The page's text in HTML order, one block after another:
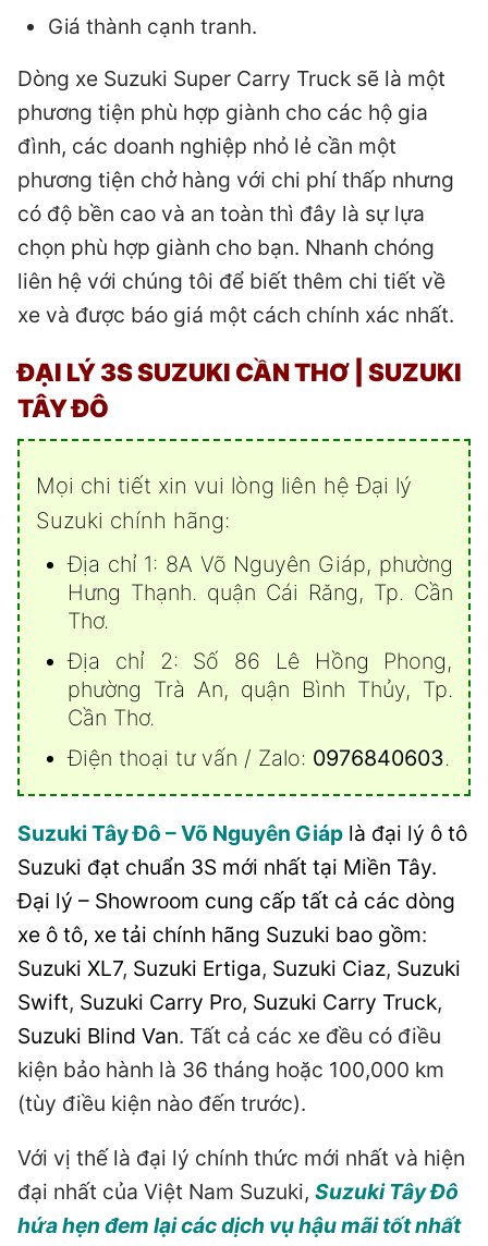
Giá thành cạnh tranh.
Dòng xe Suzuki Super Carry Truck sẽ là một
phương tiện phù hợp giành cho các hộ gia
đình, các doanh nghiệp nhỏ lẻ cần một
phương tiện chở hàng với chi phí thấp nhưng
có độ bền cao và an toàn thì đây là sự lựa
chọn phù hợp giành cho bạn. Nhanh chóng
liên hệ với chúng tôi để biết thêm chi tiết về
xe và được báo giá một cách chính xác nhất.
ĐẠI LÝ 3S SUZUKI CẦN THƠ
| SUZUKI
TÂY ĐÔ
Mọi chi tiết xin vui lòng liên hệ Đại lý
Suzuki chính hãng:
Địa chỉ 1: 8A Võ Nguyên Giáp, phường
Hưng Thạnh. quận Cái Răng, Tp. Cần
Thơ.
Địa chỉ 2: Số 86 Lê Hồng Phong,
phường Trà An, quận Bình Thủy, Tp.
Cần Thơ.
Điện thoại tư vấn / Zalo: 0976840603.
Suzuki Tây Đô – Võ Nguyên Giáp là đại lý ô tô
Suzuki đạt chuẩn 3S mới nhất tại Miền Tây.
Đại lý – Showroom cung cấp tất cả các dòng
xe ô tô, xe tải chính hãng Suzuki bao gồm:
Suzuki XL7, Suzuki Ertiga, Suzuki Ciaz, Suzuki
Swift, Suzuki Carry Pro, Suzuki Carry Truck,
Suzuki Blind Van. Tất cả các xe đều có điều
kiện bảo hành là 36 tháng hoặc 100,000 km
(tùy điều kiện nào đến trước).
Với vị thế là đại lý chính thức mới nhất và hiện
đại nhất của Việt Nam Suzuki, Suzuki Tây Đô
hứa hẹn đem lại các dịch vụ hậu mãi tốt nhất